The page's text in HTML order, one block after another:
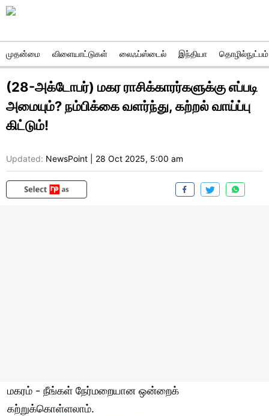
முதன்மை விளையாட்டுகள் லைஃப்ஸ்டைல் இந்தியா தொழில்நுட்பம்
(28-அக்டோபர்) மகர ராசிக்காரர்களுக்கு எப்படி
அமையும்? நம்பிக்கை வளர்ந்து, கற்றல் வாய்ப்பு
கிட்டும்!
Updated: NewsPoint 28 Oct 2025, 5:00 am
மகரம் - நீங்கள் நேர்மறையான ஒன்றைக்
கற்றுக்கொள்ளலாம்.